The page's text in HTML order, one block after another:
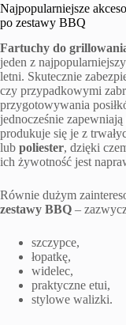
Najpopularniejsze
po zestawy BBQ
Fartuchy do
jeden z
letni. Skutecznie
czy przypadkowymi
przygotowywania
jednocześnie
produkuje się je z
lub poliester, dzięki
ich żywotność jest
Równie dużym
zestawy BBQ –
szczypce,
łopatkę,
widelec,
praktyczne etui,
stylowe walizki.